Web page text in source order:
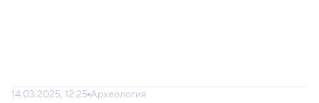
14.03.2025, 12:25 Археология